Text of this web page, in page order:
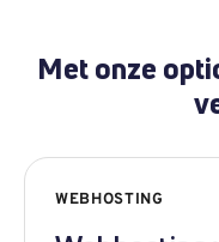
Met onze
WEBHOSTING